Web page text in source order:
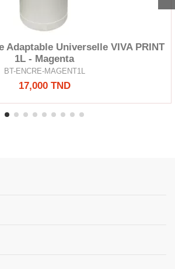
Adaptable Universelle VIVA PRINT
1L - Magenta
BT-ENCRE-MAGENT1L
17,000 TND